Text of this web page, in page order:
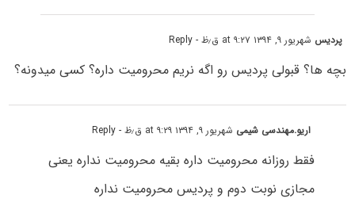
پردیس شهریور ۹, ۱۳۹۴ at ۹:۲۷ ق٫ظ - Reply
بچه ها؟ قبولی پردیس رو اگه نریم محرومیت داره؟ کسی میدونه؟
اریو.مهندسی شیمی شهریور ۹, ۱۳۹۴ at ۹:۲۹ ق٫ظ - Reply
فقط روزانه محرومیت داره بقیه محرومیت نداره یعنی
مجازی نوبت دوم و پردیس محرومیت نداره